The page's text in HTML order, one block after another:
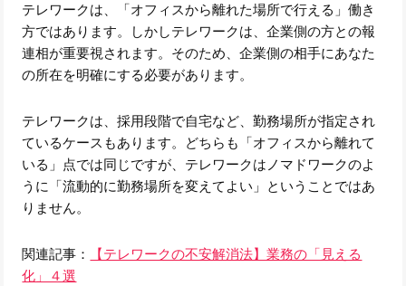
テレワークは、「オフィスから離れた場所で行える」働き
方ではあります。しかしテレワークは、企業側の方との報
連相が重要視されます。そのため、企業側の相手にあなた
の所在を明確にする必要があります。
テレワークは、採用段階で自宅など、勤務場所が指定され
ているケースもあります。どちらも「オフィスから離れて
いる」点では同じですが、テレワークはノマドワークのよ
うに「流動的に勤務場所を変えてよい」ということではあ
りません。
関連記事：
【テレワークの不安解消法】業務の「見える
化」４選